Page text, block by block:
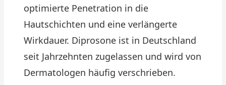
optimierte Penetration in die
Hautschichten und eine verlängerte
Wirkdauer. Diprosone ist in Deutschland
seit Jahrzehnten zugelassen und wird von
Dermatologen häufig verschrieben.